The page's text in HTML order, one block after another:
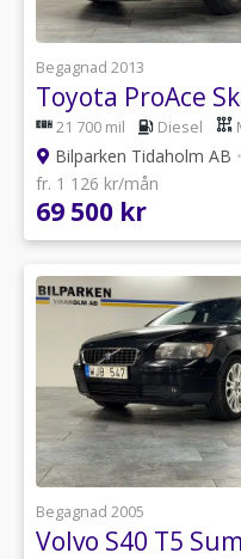
Begagnad 2013
Toyota ProAce
21 700 mil Diesel
Bilparken Tidaholm AB •
fr. 1 126 kr/mån
69 500 kr
Begagnad 2005
Volvo S40 T5